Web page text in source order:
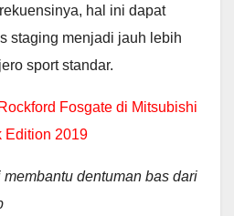
hal ini dapat
staging menjadi jauh lebih
sport standar.
dentuman bas dari